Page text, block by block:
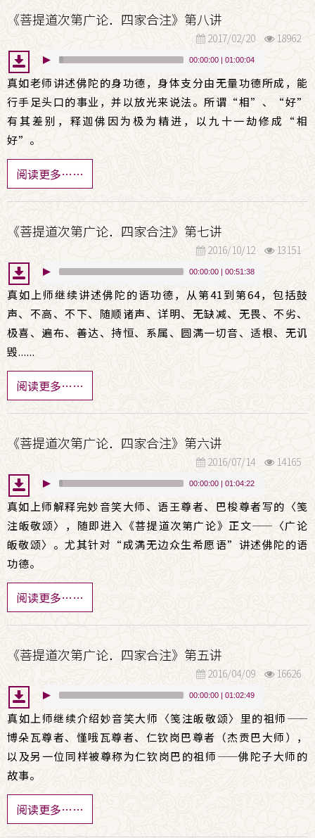
《菩提道次第广论．四家合注》第八讲
2017/02/20 18962
00:00:00 | 01:00:04
真如老师讲述佛陀的身功德，身体支分由无量功德所成，能
行手足头口的事业，并以放光来说法。所谓“相”、“好”
有其差别，释迦佛因为极为精进，以九十一劫修成“相
好”。
阅读更多……
《菩提道次第广论．四家合注》第七讲
2016/10/12 13151
00:00:00 | 00:51:38
真如上师继续讲述佛陀的语功德，从第41到第64，包括鼓
声、不高、不下、随顺诸声、详明、无缺减、无畏、不劣、
极喜、遍布、善达、持恒、系属、圆满一切音、适根、无讥
毁......
阅读更多……
《菩提道次第广论．四家合注》第六讲
2016/07/14 14165
00:00:00 | 01:04:22
真如上师解释完妙音笑大师、语王尊者、巴梭尊者写的〈笺
注皈敬颂〉，随即进入《菩提道次第广论》正文—— 〈广论
皈敬颂〉。尤其针对“成满无边众生希愿语”讲述佛陀的语
功德。
阅读更多……
《菩提道次第广论．四家合注》第五讲
2016/04/09 16626
00:00:00 | 01:02:49
真如上师继续介绍妙音笑大师〈笺注皈敬颂〉里的祖师——
博朵瓦尊者、慬哦瓦尊者、仁钦岗巴尊者（杰贡巴大师），
以及另一位同样被尊称为仁钦岗巴的祖师——佛陀子大师的
故事。
阅读更多……